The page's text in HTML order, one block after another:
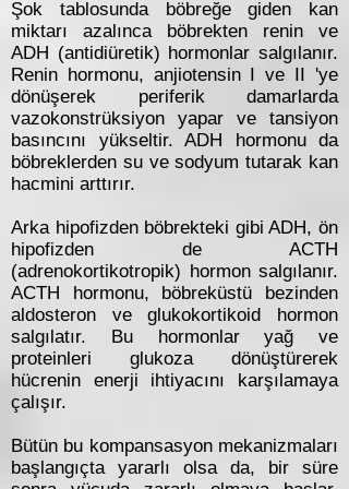
Şok tablosunda böbreğe giden kan
miktarı azalınca böbrekten renin ve
ADH (antidiüretik) hormonlar salgılanır.
Renin hormonu, anjiotensin I ve II 'ye
dönüşerek periferik damarlarda
vazokonstrüksiyon yapar ve tansiyon
basıncını yükseltir. ADH hormonu da
böbreklerden su ve sodyum tutarak kan
hacmini arttırır.
Arka hipofizden böbrekteki gibi ADH, ön
hipofizden de ACTH
(adrenokortikotropik) hormon salgılanır.
ACTH hormonu, böbreküstü bezinden
aldosteron ve glukokortikoid hormon
salgılatır. Bu hormonlar yağ ve
proteinleri glukoza dönüştürerek
hücrenin enerji ihtiyacını karşılamaya
çalışır.
Bütün bu kompansasyon mekanizmaları
başlangıçta yararlı olsa da, bir süre